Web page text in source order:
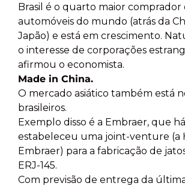
Brasil é o quarto maior comprador
automóveis do mundo (atrás da
Japão) e está em crescimento.
o interesse de corporações
afirmou o economista.
Made in China.
O mercado asiático também está
brasileiros.
Exemplo disso é a Embraer, que
estabeleceu uma joint-venture (a
Embraer) para a fabricação de
ERJ-145.
Com previsão de entrega da